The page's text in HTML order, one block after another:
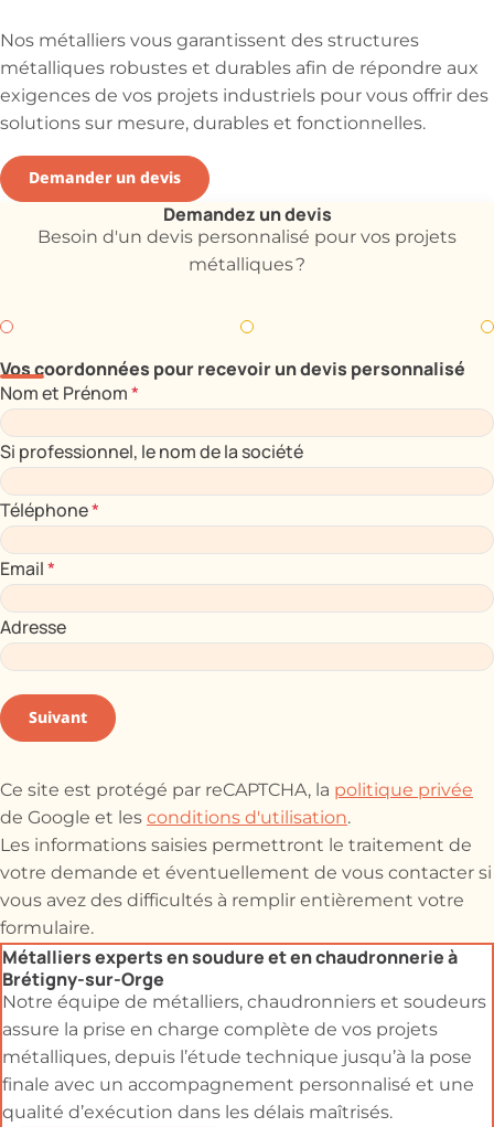
Nos métalliers vous garantissent des structures
métalliques robustes et durables afin de répondre aux
exigences de vos projets industriels pour vous offrir des
solutions sur mesure, durables et fonctionnelles.
Demander un devis
Vos coordonnées pour recevoir un devis personnalisé
Nom et Prénom*
Si professionnel, le nom de la société
Téléphone*
Email*
Adresse
Suivant
Ce site est protégé par reCAPTCHA, la politique privée
de Google et lesconditions d'utilisation.
Les informations saisies permettront le traitement de
votre demande et éventuellement de vous contacter si
vous avez des difficultés à remplir entièrement votre
formulaire.
Demandez un devis
Besoin d'un devis personnalisé pour vos projets
métalliques ?
Métalliers experts en soudure et en chaudronnerie à
Brétigny-sur-Orge
Notre équipe de métalliers, chaudronniers et soudeurs
assure la prise en charge complète de vos projets
métalliques, depuis l’étude technique jusqu’à la pose
finale avec un accompagnement personnalisé et une
qualité d’exécution dans les délais maîtrisés.